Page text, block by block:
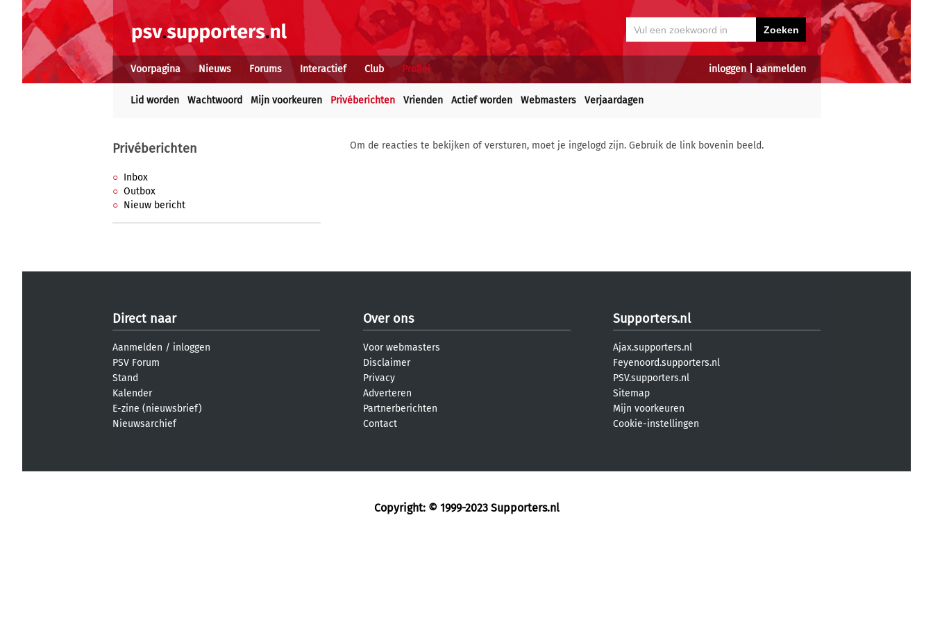
inloggen| aanmelden
Voorpagina Nieuws Forums Interactief Club Profiel
Lid worden Wachtwoord Mijn voorkeuren Privéberichten Vrienden Actief worden Webmasters Verjaardagen
Privéberichten
Inbox
Outbox
Nieuw bericht
Om de reacties te bekijken of versturen, moet je ingelogd zijn. Gebruik de link bovenin beeld.
Direct naar
Aanmelden / inloggen
PSV Forum
Stand
Kalender
E-zine (nieuwsbrief)
Nieuwsarchief
Over ons
Voor webmasters
Disclaimer
Privacy
Adverteren
Partnerberichten
Contact
Supporters.nl
Ajax.supporters.nl
Feyenoord.supporters.nl
PSV.supporters.nl
Sitemap
Mijn voorkeuren
Cookie-instellingen
Copyright: © 1999-2023 Supporters.nl